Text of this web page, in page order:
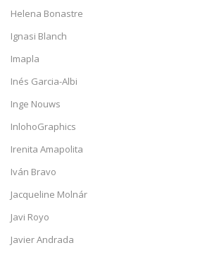
Helena Bonastre
Ignasi Blanch
Imapla
Inés Garcia-Albi
Inge Nouws
InlohoGraphics
Irenita Amapolita
Iván Bravo
Jacqueline Molnár
Javi Royo
Javier Andrada